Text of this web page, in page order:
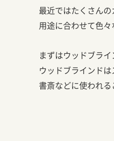
最近ではたくさん
用途に合わせて色
まずはウッドブライ
ウッドブラインド
書斎などに使われ